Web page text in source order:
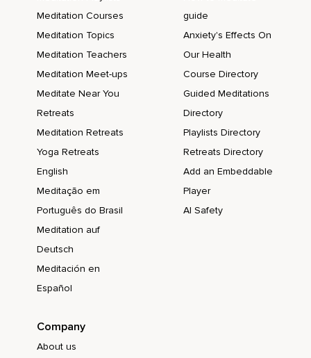
Meditation Courses
Meditation Topics
Meditation Teachers
Meditation Meet-ups
Meditate Near You
Retreats
Meditation Retreats
Yoga Retreats
English
Meditação em
Português do Brasil
Meditation auf
Deutsch
Meditación en
Español
guide
Anxiety's Effects On
Our Health
Course Directory
Guided Meditations
Directory
Playlists Directory
Retreats Directory
Add an Embeddable
Player
AI Safety
Company
About us